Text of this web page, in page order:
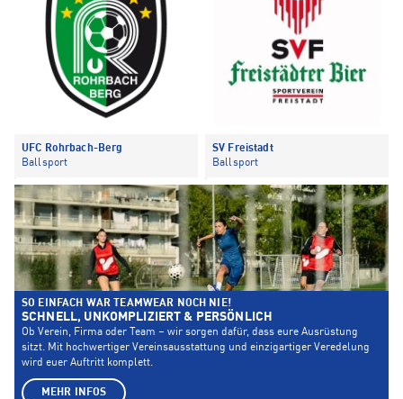
UFC Rohrbach-Berg
Ballsport
SV Freistadt
Ballsport
SO EINFACH WAR TEAMWEAR NOCH NIE!
SCHNELL, UNKOMPLIZIERT & PERSÖNLICH
Ob Verein, Firma oder Team – wir sorgen dafür, dass eure Ausrüstung
sitzt. Mit hochwertiger Vereinsausstattung und einzigartiger Veredelung
wird euer Auftritt komplett.
MEHR INFOS